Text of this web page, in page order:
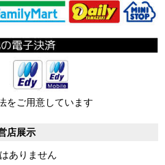
をご用意しています
店展示
ありません